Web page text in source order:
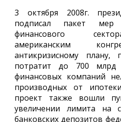
3 октября 2008г.
подписал пакет мер
финансового
американским
антикризисному плану,
потратит до 700
финансовых компаний
производных от
проект также вошли
увеличении лимита на
банковских депозитов